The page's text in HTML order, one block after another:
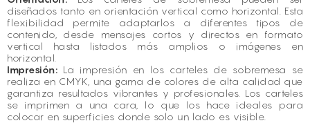
diseñados tanto en orientación vertical como horizontal. Esta
flexibilidad permite adaptarlos a diferentes tipos de
contenido, desde mensajes cortos y directos en formato
vertical hasta listados más amplios o imágenes en
horizontal.
Impresión: La impresión en los carteles de sobremesa se
realiza en CMYK, una gama de colores de alta calidad que
garantiza resultados vibrantes y profesionales. Los carteles
se imprimen a una cara, lo que los hace ideales para
colocar en superficies donde solo un lado es visible.